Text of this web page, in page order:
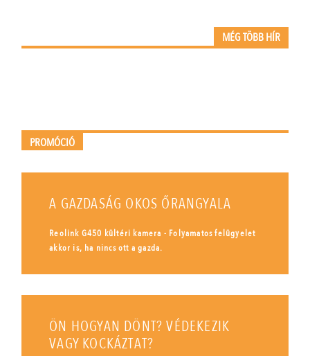
MÉG TÖBB HÍR
PROMÓCIÓ
A GAZDASÁG OKOS ŐRANGYALA
Reolink G450 kültéri kamera - Folyamatos felügyelet
akkor is, ha nincs ott a gazda.
ÖN HOGYAN DÖNT? VÉDEKEZIK
VAGY KOCKÁZTAT?